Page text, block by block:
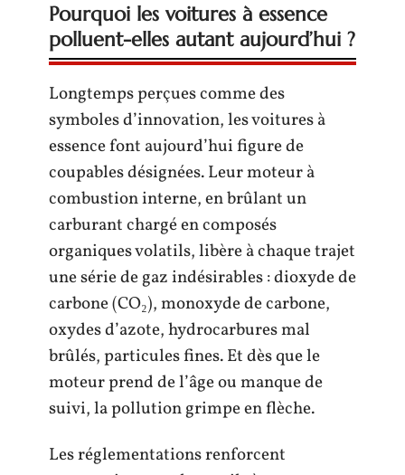
Pourquoi les voitures à essence
polluent-elles autant aujourd’hui ?
Longtemps perçues comme des
symboles d’innovation, les voitures à
essence font aujourd’hui figure de
coupables désignées. Leur moteur à
combustion interne, en brûlant un
carburant chargé en composés
organiques volatils, libère à chaque trajet
une série de gaz indésirables : dioxyde de
carbone (CO₂), monoxyde de carbone,
oxydes d’azote, hydrocarbures mal
brûlés, particules fines. Et dès que le
moteur prend de l’âge ou manque de
suivi, la pollution grimpe en flèche.
Les réglementations renforcent